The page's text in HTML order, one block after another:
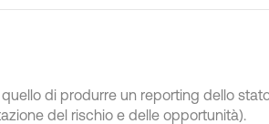
di produrre un reporting dello
del rischio e delle opportunità).